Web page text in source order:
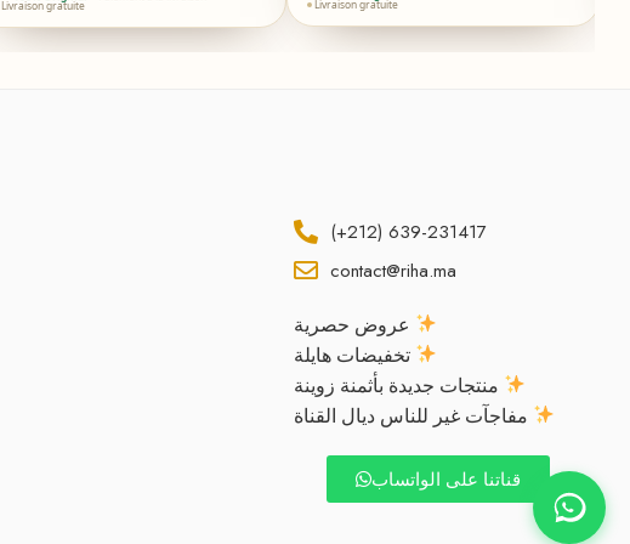
Livraison gratuite Livraison gratuite
(+212) 639-231417
contact@riha.ma
عروض حصرية
تخفيضات هايلة
منتجات جديدة بأثمنة زوينة
مفاجآت غير للناس ديال القناة
قناتنا على الواتساب